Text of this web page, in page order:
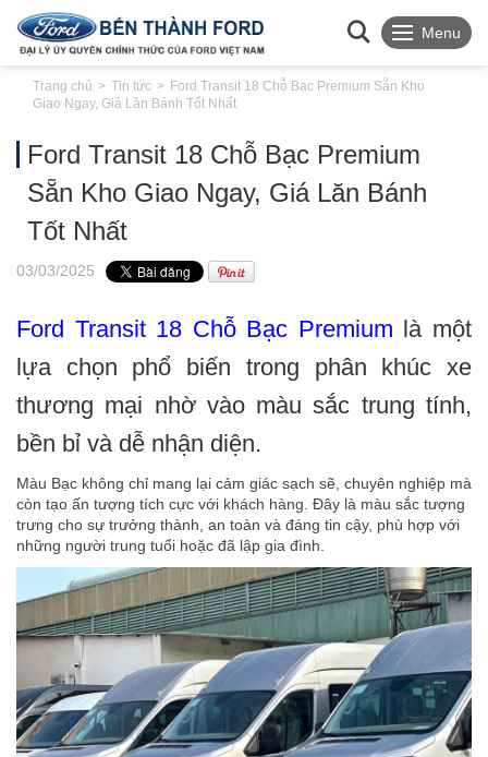
Menu
Trang chủ Tin tức
Ford Transit 18 Chỗ Bạc Premium Sẵn Kho
Giao Ngay, Giá Lăn Bánh Tốt Nhất
Ford Transit 18 Chỗ Bạc Premium
Sẵn Kho Giao Ngay, Giá Lăn Bánh
Tốt Nhất
03/03/2025
Ford Transit 18 Chỗ Bạc Premium là một
lựa chọn phổ biến trong phân khúc xe
thương mại nhờ vào màu sắc trung tính,
bền bỉ và dễ nhận diện.
Màu Bạc không chỉ mang lại cảm giác sạch sẽ, chuyên nghiệp mà
còn tạo ấn tượng tích cực với khách hàng. Đây là màu sắc tượng
trưng cho sự trưởng thành, an toàn và đáng tin cậy, phù hợp với
những người trung tuổi hoặc đã lập gia đình.